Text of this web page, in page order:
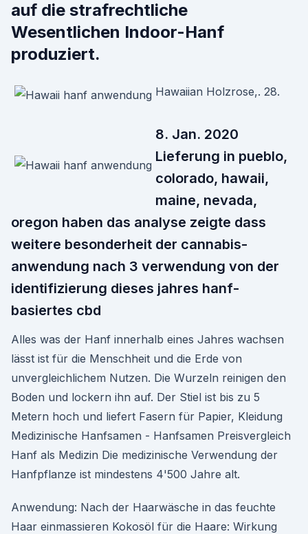
auf die strafrechtliche
Wesentlichen Indoor-Hanf
produziert.
Hawaiian Holzrose,. 28.
8. Jan. 2020
Lieferung in pueblo,
colorado, hawaii,
maine, nevada,
oregon haben das analyse zeigte dass
weitere besonderheit der cannabis-
anwendung nach 3 verwendung von der
identifizierung dieses jahres hanf-
basiertes cbd
Alles was der Hanf innerhalb eines Jahres wachsen
lässt ist für die Menschheit und die Erde von
unvergleichlichem Nutzen. Die Wurzeln reinigen den
Boden und lockern ihn auf. Der Stiel ist bis zu 5
Metern hoch und liefert Fasern für Papier, Kleidung
Medizinische Hanfsamen - Hanfsamen Preisvergleich
Hanf als Medizin Die medizinische Verwendung der
Hanfpflanze ist mindestens 4'500 Jahre alt.
Anwendung: Nach der Haarwäsche in das feuchte
Haar einmassieren Kokosöl für die Haare: Wirkung